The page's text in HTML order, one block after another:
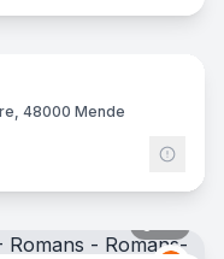
23
48000 Mende